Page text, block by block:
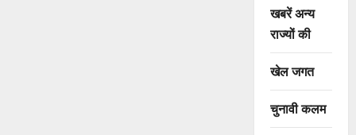
खबरें अन्य
राज्यों की
खेल जगत
चुनावी कलम